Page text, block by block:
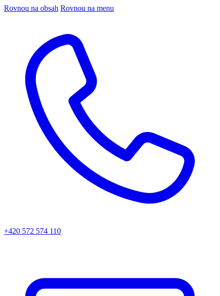
Rovnou na obsah Rovnou na menu
+420 572 574 110